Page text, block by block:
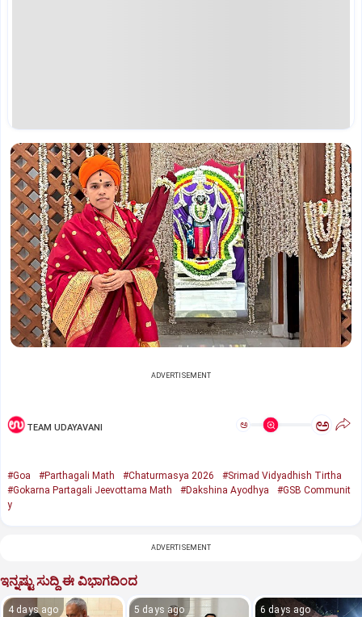
ADVERTISEMENT
TEAM UDAYAVANI ಅ ಅ
#Goa #Parthagali Math #Chaturmasya 2026
#Srimad Vidyadhish Tirtha
#Gokarna Partagali Jeevottama Math
#Dakshina Ayodhya
#GSB Communit
y
ADVERTISEMENT
ಇನ್ನಷ್ಟು ಸುದ್ದಿ ಈ ವಿಭಾಗದಿಂದ
4 days ago 5 days ago 6 days ago